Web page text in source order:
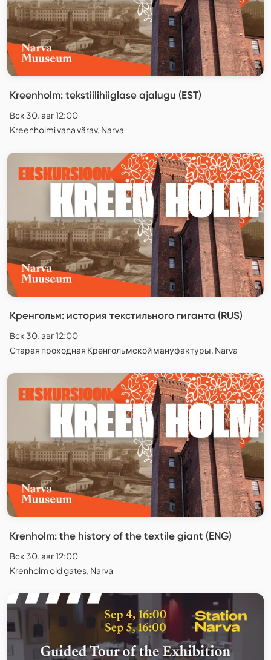
Kreenholm: tekstiilihiiglase ajalugu (EST)
Вск 30. авг 12:00
Kreenholmi vana värav, Narva
Кренгольм: история текстильного гиганта (RUS)
Вск 30. авг 12:00
Старая проходная Кренгольмской мануфактуры, Narva
Krenholm: the history of the textile giant (ENG)
Вск 30. авг 12:00
Krenholm old gates, Narva